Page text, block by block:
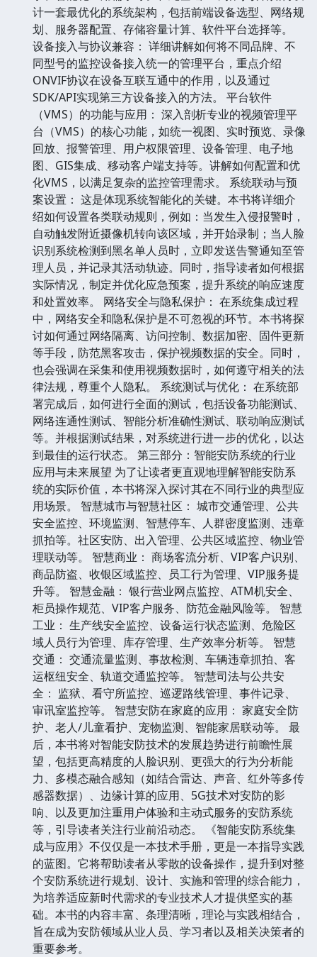
计一套最优化的系统架构，包括前端设备选型、网络规
划、服务器配置、存储容量计算、软件平台选择等。
设备接入与协议兼容： 详细讲解如何将不同品牌、不
同型号的监控设备接入统一的管理平台，重点介绍
ONVIF协议在设备互联互通中的作用，以及通过
SDK/API实现第三方设备接入的方法。 平台软件
（VMS）的功能与应用： 深入剖析专业的视频管理平
台（VMS）的核心功能，如统一视图、实时预览、录像
回放、报警管理、用户权限管理、设备管理、电子地
图、GIS集成、移动客户端支持等。讲解如何配置和优
化VMS，以满足复杂的监控管理需求。 系统联动与预
案设置： 这是体现系统智能化的关键。本书将详细介
绍如何设置各类联动规则，例如：当发生入侵报警时，
自动触发附近摄像机转向该区域，并开始录制；当人脸
识别系统检测到黑名单人员时，立即发送告警通知至管
理人员，并记录其活动轨迹。同时，指导读者如何根据
实际情况，制定并优化应急预案，提升系统的响应速度
和处置效率。 网络安全与隐私保护： 在系统集成过程
中，网络安全和隐私保护是不可忽视的环节。本书将探
讨如何通过网络隔离、访问控制、数据加密、固件更新
等手段，防范黑客攻击，保护视频数据的安全。同时，
也会强调在采集和使用视频数据时，如何遵守相关的法
律法规，尊重个人隐私。 系统测试与优化： 在系统部
署完成后，如何进行全面的测试，包括设备功能测试、
网络连通性测试、智能分析准确性测试、联动响应测试
等。并根据测试结果，对系统进行进一步的优化，以达
到最佳的运行状态。 第三部分：智能安防系统的行业
应用与未来展望 为了让读者更直观地理解智能安防系
统的实际价值，本书将深入探讨其在不同行业的典型应
用场景。 智慧城市与智慧社区： 城市交通管理、公共
安全监控、环境监测、智慧停车、人群密度监测、违章
抓拍等。社区安防、出入管理、公共区域监控、物业管
理联动等。 智慧商业： 商场客流分析、VIP客户识别、
商品防盗、收银区域监控、员工行为管理、VIP服务提
升等。 智慧金融： 银行营业网点监控、ATM机安全、
柜员操作规范、VIP客户服务、防范金融风险等。 智慧
工业： 生产线安全监控、设备运行状态监测、危险区
域人员行为管理、库存管理、生产效率分析等。 智慧
交通： 交通流量监测、事故检测、车辆违章抓拍、客
运枢纽安全、轨道交通监控等。 智慧司法与公共安
全： 监狱、看守所监控、巡逻路线管理、事件记录、
审讯室监控等。 智慧安防在家庭的应用： 家庭安全防
护、老人/儿童看护、宠物监测、智能家居联动等。 最
后，本书将对智能安防技术的发展趋势进行前瞻性展
望，包括更高精度的人脸识别、更强大的行为分析能
力、多模态融合感知（如结合雷达、声音、红外等多传
感器数据）、边缘计算的应用、5G技术对安防的影
响、以及更加注重用户体验和主动式服务的安防系统
等，引导读者关注行业前沿动态。 《智能安防系统集
成与应用》不仅仅是一本技术手册，更是一本指导实践
的蓝图。它将帮助读者从零散的设备操作，提升到对整
个安防系统进行规划、设计、实施和管理的综合能力，
为培养适应新时代需求的专业技术人才提供坚实的基
础。本书的内容丰富、条理清晰，理论与实践相结合，
旨在成为安防领域从业人员、学习者以及相关决策者的
重要参考。